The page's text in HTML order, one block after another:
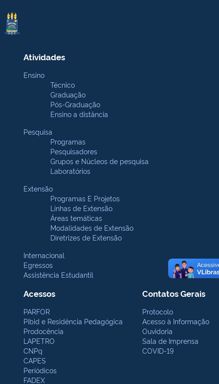
Atividades
Ensino
Técnico
Graduação
Pós-Graduação
Ensino a distância
Pesquisa
Programas
Pesquisadores
Grupos e Núcleos de pesquisa
Laboratórios
Extensão
Programas E Projetos
Linhas de Extensão
Áreas temáticas
Modalidades de Extensão
Diretrizes de Extensão
Internacional
Egressos
Assistência Estudantil
Acessos
PARFOR
Pibid e Residência Pedagógica
Prodocência
LAPETRO
CNPq
CAPES
Periódicos
FADEX
Contatos Gerais
Protocolo
Acesso à Informação
Ouvidoria
Sala de Imprensa
COVID-19